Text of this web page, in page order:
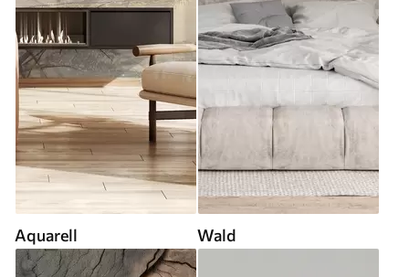
Aquarell Wald